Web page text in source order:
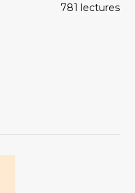
781 lectures